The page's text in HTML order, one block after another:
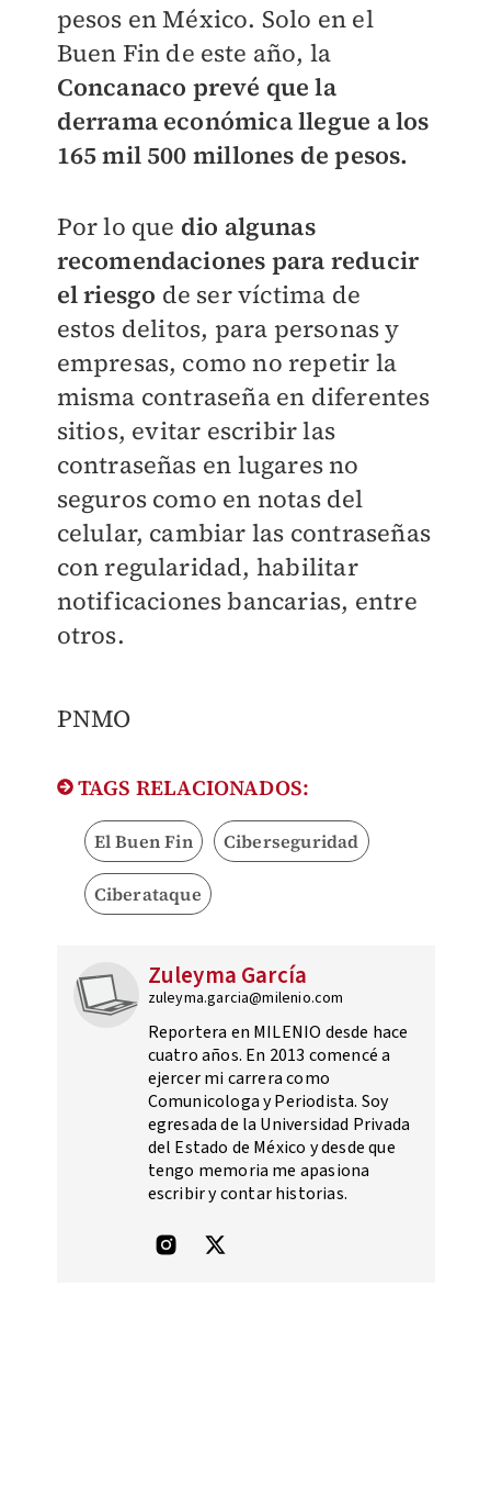
pesos en México. Solo en el
Buen Fin de este año, la
Concanaco prevé que la
derrama económica llegue a los
165 mil 500 millones de pesos.
Por lo que dio algunas
recomendaciones para reducir
elriesgo de ser víctima de
estos delitos, para personas y
empresas, como no repetir la
misma contraseña en diferentes
sitios, evitar escribir las
contraseñas en lugares no
seguros como en notas del
celular, cambiar las contraseñas
con regularidad, habilitar
notificaciones bancarias, entre
otros.
PNMO
TAGS RELACIONADOS:
El Buen Fin Ciberseguridad
Ciberataque
Zuleyma García
zuleyma.garcia@milenio.com
Reportera en MILENIO desde hace
cuatro años. En 2013 comencé a
ejercer mi carrera como
Comunicologa y Periodista. Soy
egresada de la Universidad Privada
del Estado de México y desde que
tengo memoria me apasiona
escribir y contar historias.